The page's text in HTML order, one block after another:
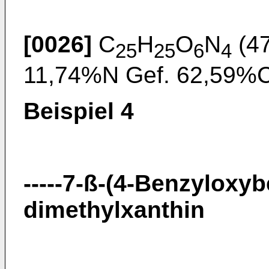
[0026] C25H25O6N4
11,74%N Gef.
Beispiel 4
-----7-ß-(4-
dimethylxanthin